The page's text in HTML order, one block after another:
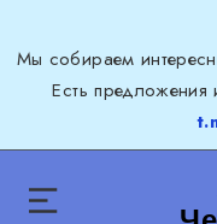
Мы собираем
Есть предложения